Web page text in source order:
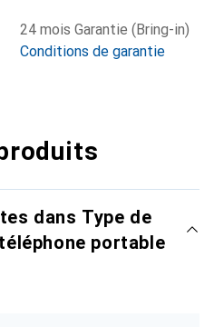
24 mois Garantie (Bring-in)
Conditions de garantie
dans Type de
portable